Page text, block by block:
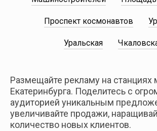
Проспект космонавтов
Уральская
Размещайте рекламу на станциях
Екатеринбурга. Поделитесь с
аудиторией уникальным
увеличивайте продажи,
количество новых клиентов.